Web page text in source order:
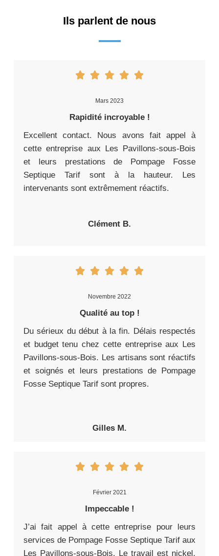
Ils parlent de nous
Mars 2023
Rapidité incroyable !
Excellent contact. Nous avons fait appel à
cette entreprise aux Les Pavillons-sous-Bois
et leurs prestations de Pompage Fosse
Septique Tarif sont à la hauteur. Les
intervenants sont extrêmement réactifs.
Clément B.
Novembre 2022
Qualité au top !
Du sérieux du début à la fin. Délais respectés
et budget tenu chez cette entreprise aux Les
Pavillons-sous-Bois. Les artisans sont réactifs
et soignés et leurs prestations de Pompage
Fosse Septique Tarif sont propres.
Gilles M.
Février 2021
Impeccable !
J’ai fait appel à cette entreprise pour leurs
services de Pompage Fosse Septique Tarif aux
Les Pavillons-sous-Bois. Le travail est nickel,